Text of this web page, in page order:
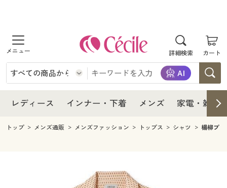
詳細検索 カート
商品を探す
レディース
レディースファッション
インナー・下着
インナー・下着通販すべて
メンズ
寝具・インテリア・家具
レディース インナー・下着 メンズ 家電・雑貨
レディース
レディース通販すべて
レディースファッション
インナー・下着
インナー・下着通販すべて
ジュニア・ティーンズ下着
メンズ
寝具・インテリア・家具通販すべて
トップ メンズ通販 メンズファッション トップス シャツ 楊柳プ